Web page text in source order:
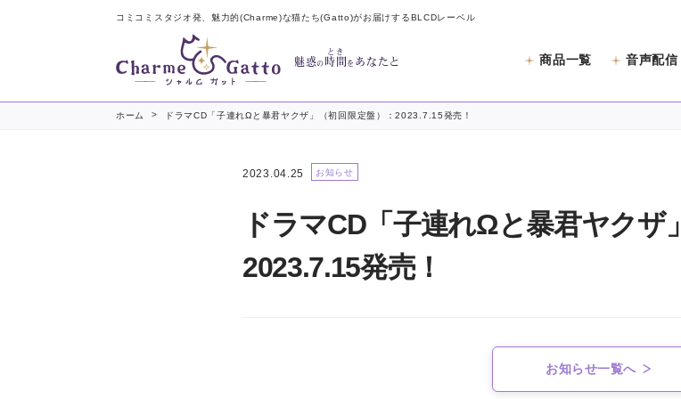
コミコミスタジオ発、魅力的(Charme)な猫たち(Gatto)がお届けするBLCDレーベル
魅惑の 時間
とき
を あなたと 商品一覧 音声配信
ホーム > ドラマCD「子連れΩと暴君ヤクザ」（初回限定盤）：2023.7.15発売！
2023.04.25 お知らせ
ドラマCD「子連れΩと暴君ヤクザ
2023.7.15発売！
お知らせ一覧へ